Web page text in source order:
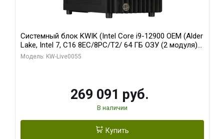
Системный блок KWIK (Intel Core i9-12900 OEM (Alder
Lake, Intel 7, C16 8EC/8PC/T2/ 64 ГБ ОЗУ (2 модуля)/
MSI RTX5080 SHADOW 3X OC 16GB GDDR7 256bit 3xDP
Модель: KW-Live0055
269 091 руб.
В наличии
Купить